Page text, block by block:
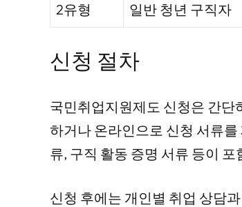
2유형 일반 청년 구직자
신청 절차
국민취업지원제도 신청은 간단
하거나 온라인으로 신청 서류
류, 구직 활동 증명 서류 등이 포
신청 후에는 개인별 취업 상담